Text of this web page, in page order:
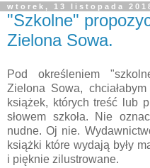
wtorek, 13 listopada
"Szkolne"
Zielona Sowa.
Pod określeniem
Zielona Sowa,
książek, których treść lub
słowem szkoła. Nie
nudne. Oj nie.
książki które wydają były
i pięknie zilustrowane.